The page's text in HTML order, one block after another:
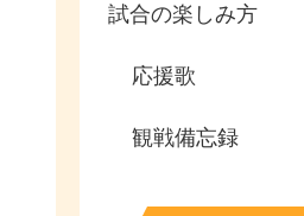
試合の楽しみ方
応援歌
観戦備忘録